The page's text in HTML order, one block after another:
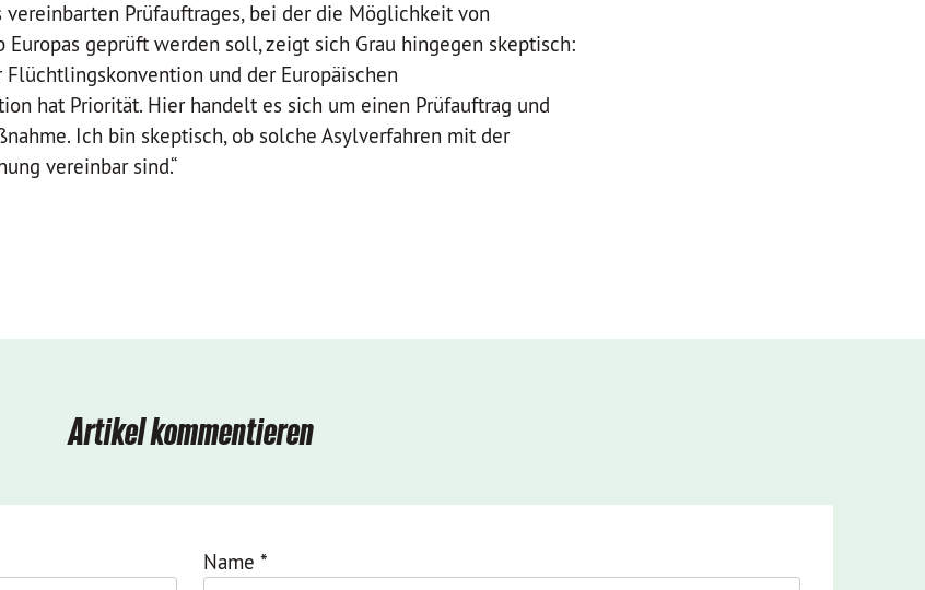
Prüfauftrages, bei der die Möglichkeit von
geprüft werden soll, zeigt sich Grau hingegen skeptisch:
Flüchtlingskonvention und der Europäischen
hat Priorität. Hier handelt es sich um einen Prüfauftrag und
Ich bin skeptisch, ob solche Asylverfahren mit der
vereinbar sind.“
Artikel kommentieren
Name *